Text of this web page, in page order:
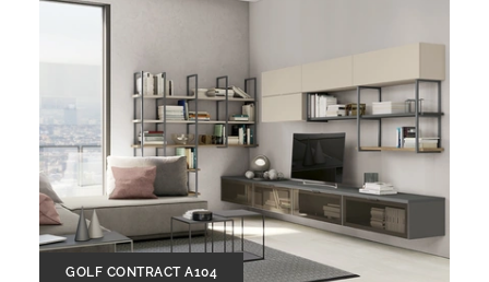
GOLF CONTRACT A104